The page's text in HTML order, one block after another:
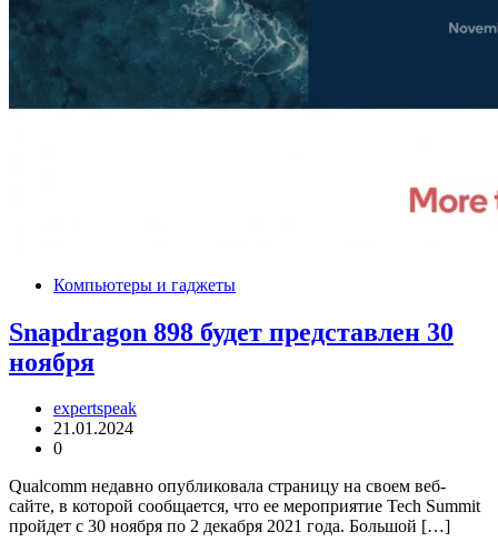
Компьютеры и гаджеты
Snapdragon 898 будет представлен 30
ноября
expertspeak
21.01.2024
0
Qualcomm недавно опубликовала страницу на своем веб-
сайте, в которой сообщается, что ее мероприятие Tech Summit
пройдет с 30 ноября по 2 декабря 2021 года. Большой […]